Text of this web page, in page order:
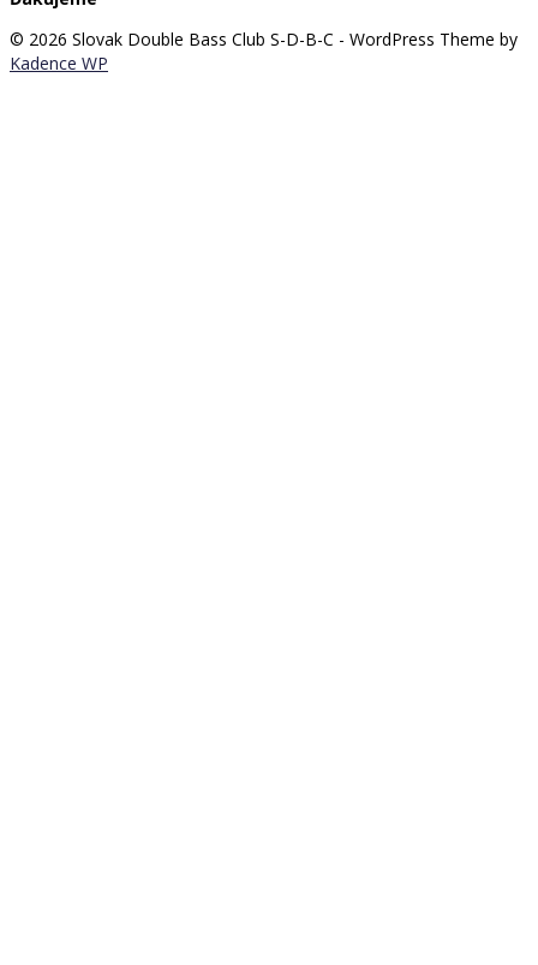
© 2026 Slovak Double Bass Club S-D-B-C - WordPress Theme by
Kadence WP